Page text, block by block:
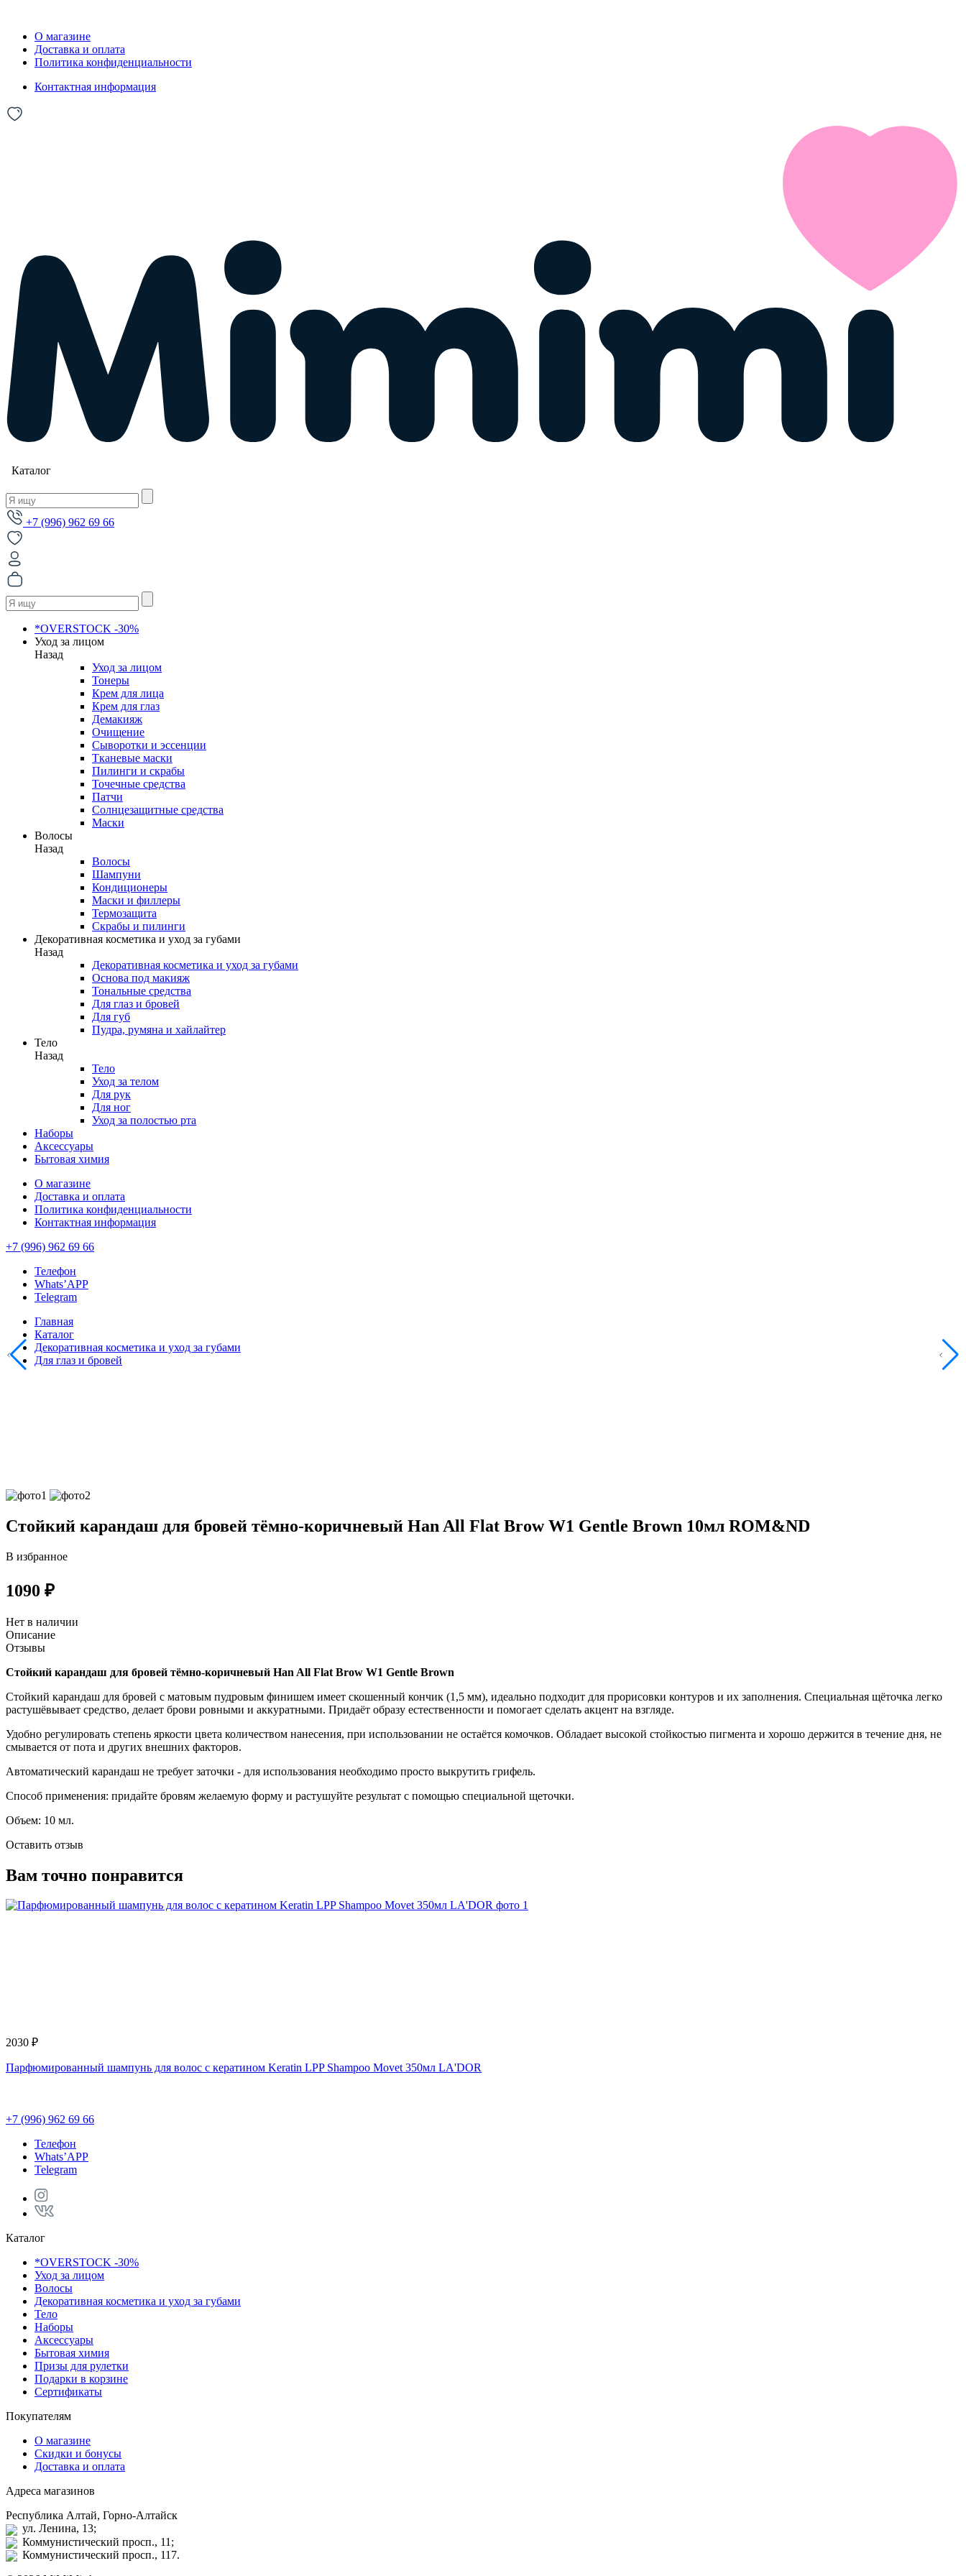
О магазине
Доставка и оплата
Политика конфиденциальности
Контактная информация
Каталог
+7 (996) 962 69 66
*OVERSTOCK -30%
Уход за лицом
Назад
Уход за лицом
Тонеры
Крем для лица
Крем для глаз
Демакияж
Очищение
Сыворотки и эссенции
Тканевые маски
Пилинги и скрабы
Точечные средства
Патчи
Солнцезащитные средства
Маски
Волосы
Назад
Волосы
Шампуни
Кондиционеры
Маски и филлеры
Термозащита
Скрабы и пилинги
Декоративная косметика и уход за губами
Назад
Декоративная косметика и уход за губами
Основа под макияж
Тональные средства
Для глаз и бровей
Для губ
Пудра, румяна и хайлайтер
Тело
Назад
Тело
Уход за телом
Для рук
Для ног
Уход за полостью рта
Наборы
Аксессуары
Бытовая химия
О магазине
Доставка и оплата
Политика конфиденциальности
Контактная информация
+7 (996) 962 69 66
Телефон
Whats’APP
Telegram
Главная
Каталог
Декоративная косметика и уход за губами
Для глаз и бровей
Стойкий карандаш для бровей тёмно-коричневый Han All Flat Brow W1 Gentle Brown 10мл ROM&ND
В избранное
1090 ₽
Нет в наличии
Описание
Отзывы
Стойкий карандаш для бровей тёмно-коричневый Han All Flat Brow W1 Gentle Brown
Стойкий карандаш для бровей с матовым пудровым финишем имеет скошенный кончик (1,5 мм), идеально подходит для прорисовки контуров и их заполнения. Специальная щёточка легко
растушёвывает средство, делает брови ровными и аккуратными. Придаёт образу естественности и помогает сделать акцент на взгляде.
Удобно регулировать степень яркости цвета количеством нанесения, при использовании не остаётся комочков. Обладает высокой стойкостью пигмента и хорошо держится в течение дня, не
смывается от пота и других внешних факторов.
Автоматический карандаш не требует заточки - для использования необходимо просто выкрутить грифель.
Способ применения: придайте бровям желаемую форму и растушуйте результат с помощью специальной щеточки.
Объем: 10 мл.
Оставить отзыв
Вам точно понравится
2030 ₽
Парфюмированный шампунь для волос с кератином Keratin LPP Shampoo Movet 350мл LA'DOR
+7 (996) 962 69 66
Телефон
Whats’APP
Telegram
Каталог
*OVERSTOCK -30%
Уход за лицом
Волосы
Декоративная косметика и уход за губами
Тело
Наборы
Аксессуары
Бытовая химия
Призы для рулетки
Подарки в корзине
Сертификаты
Покупателям
О магазине
Скидки и бонусы
Доставка и оплата
Адреса магазинов
Республика Алтай, Горно-Алтайск
ул. Ленина, 13;
Коммунистический просп., 11;
Коммунистический просп., 117.